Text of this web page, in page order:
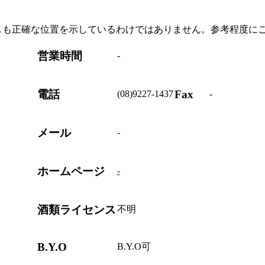
正確な位置を示しているわけではありません。参考程度に
営業時間 -
電話 (08)9227-1437Fax -
メール -
ホームページ -
酒類ライセンス 不明
B.Y.O B.Y.O可